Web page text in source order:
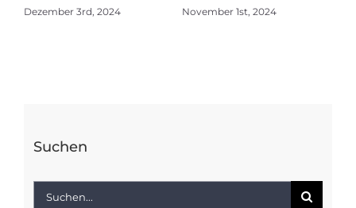
Dezember 3rd, 2024 November 1st, 2024
Suchen
Suche